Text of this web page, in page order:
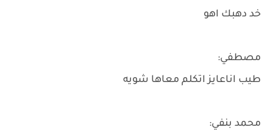
خد دهبك اهو
مصطفي:
طيب اناعايز اتكلم معاها شويه
محمد بنفي: